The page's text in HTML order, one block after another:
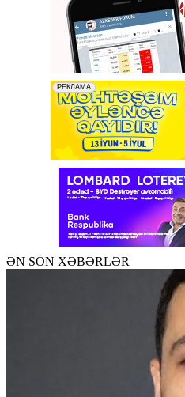
ƏN SON XƏBƏRLƏR